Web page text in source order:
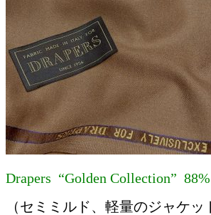
Drapers “Golden Collection”
（セミミルド、軽量のジャケ